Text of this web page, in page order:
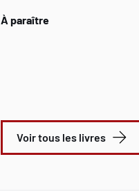
À paraître
Voir tous les livres